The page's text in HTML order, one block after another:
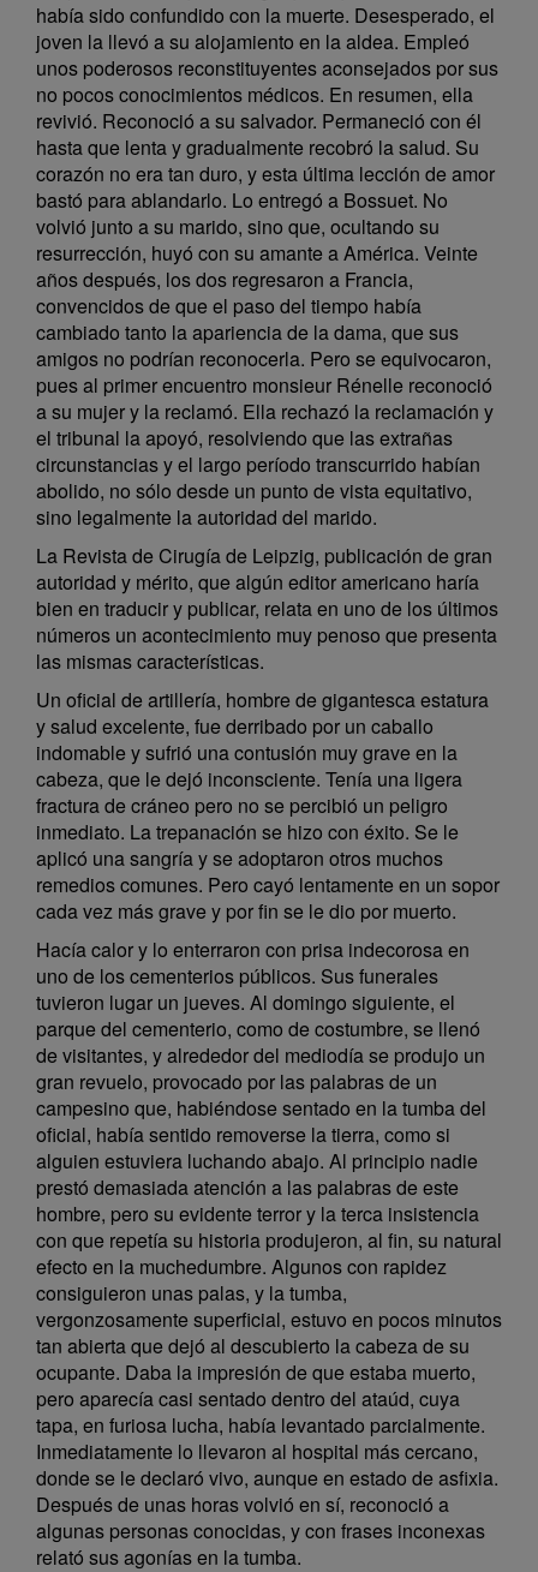
había sido confundido con la muerte. Desesperado, el
joven la llevó a su alojamiento en la aldea. Empleó
unos poderosos reconstituyentes aconsejados por sus
no pocos conocimientos médicos. En resumen, ella
revivió. Reconoció a su salvador. Permaneció con él
hasta que lenta y gradualmente recobró la salud. Su
corazón no era tan duro, y esta última lección de amor
bastó para ablandarlo. Lo entregó a Bossuet. No
volvió junto a su marido, sino que, ocultando su
resurrección, huyó con su amante a América. Veinte
años después, los dos regresaron a Francia,
convencidos de que el paso del tiempo había
cambiado tanto la apariencia de la dama, que sus
amigos no podrían reconocerla. Pero se equivocaron,
pues al primer encuentro monsieur Rénelle reconoció
a su mujer y la reclamó. Ella rechazó la reclamación y
el tribunal la apoyó, resolviendo que las extrañas
circunstancias y el largo período transcurrido habían
abolido, no sólo desde un punto de vista equitativo,
sino legalmente la autoridad del marido.
La Revista de Cirugía de Leipzig, publicación de gran
autoridad y mérito, que algún editor americano haría
bien en traducir y publicar, relata en uno de los últimos
números un acontecimiento muy penoso que presenta
las mismas características.
Un oficial de artillería, hombre de gigantesca estatura
y salud excelente, fue derribado por un caballo
indomable y sufrió una contusión muy grave en la
cabeza, que le dejó inconsciente. Tenía una ligera
fractura de cráneo pero no se percibió un peligro
inmediato. La trepanación se hizo con éxito. Se le
aplicó una sangría y se adoptaron otros muchos
remedios comunes. Pero cayó lentamente en un sopor
cada vez más grave y por fin se le dio por muerto.
Hacía calor y lo enterraron con prisa indecorosa en
uno de los cementerios públicos. Sus funerales
tuvieron lugar un jueves. Al domingo siguiente, el
parque del cementerio, como de costumbre, se llenó
de visitantes, y alrededor del mediodía se produjo un
gran revuelo, provocado por las palabras de un
campesino que, habiéndose sentado en la tumba del
oficial, había sentido removerse la tierra, como si
alguien estuviera luchando abajo. Al principio nadie
prestó demasiada atención a las palabras de este
hombre, pero su evidente terror y la terca insistencia
con que repetía su historia produjeron, al fin, su natural
efecto en la muchedumbre. Algunos con rapidez
consiguieron unas palas, y la tumba,
vergonzosamente superficial, estuvo en pocos minutos
tan abierta que dejó al descubierto la cabeza de su
ocupante. Daba la impresión de que estaba muerto,
pero aparecía casi sentado dentro del ataúd, cuya
tapa, en furiosa lucha, había levantado parcialmente.
Inmediatamente lo llevaron al hospital más cercano,
donde se le declaró vivo, aunque en estado de asfixia.
Después de unas horas volvió en sí, reconoció a
algunas personas conocidas, y con frases inconexas
relató sus agonías en la tumba.